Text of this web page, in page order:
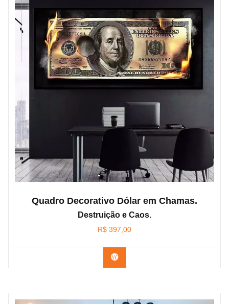
Quadro Decorativo Dólar em Chamas.
Destruição e Caos.
R$ 397,00
Confira os modelos